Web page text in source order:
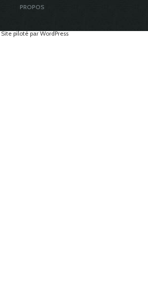
PROPOS
Site piloté par WordPress